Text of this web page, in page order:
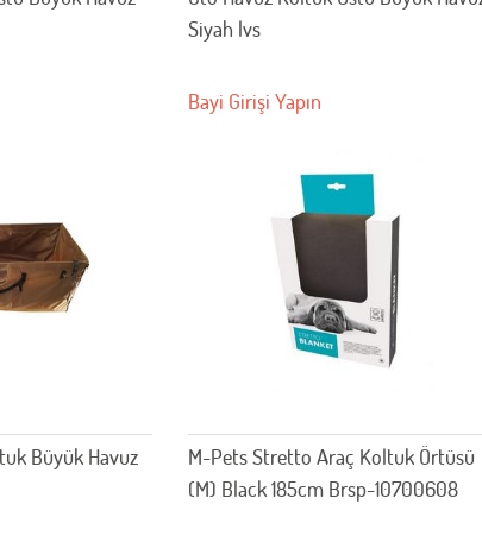
Siyah lvs
Bayi Girişi Yapın
Büyük Havuz
M-Pets Stretto Araç Koltuk Örtüsü
(M) Black 185cm Brsp-10700608